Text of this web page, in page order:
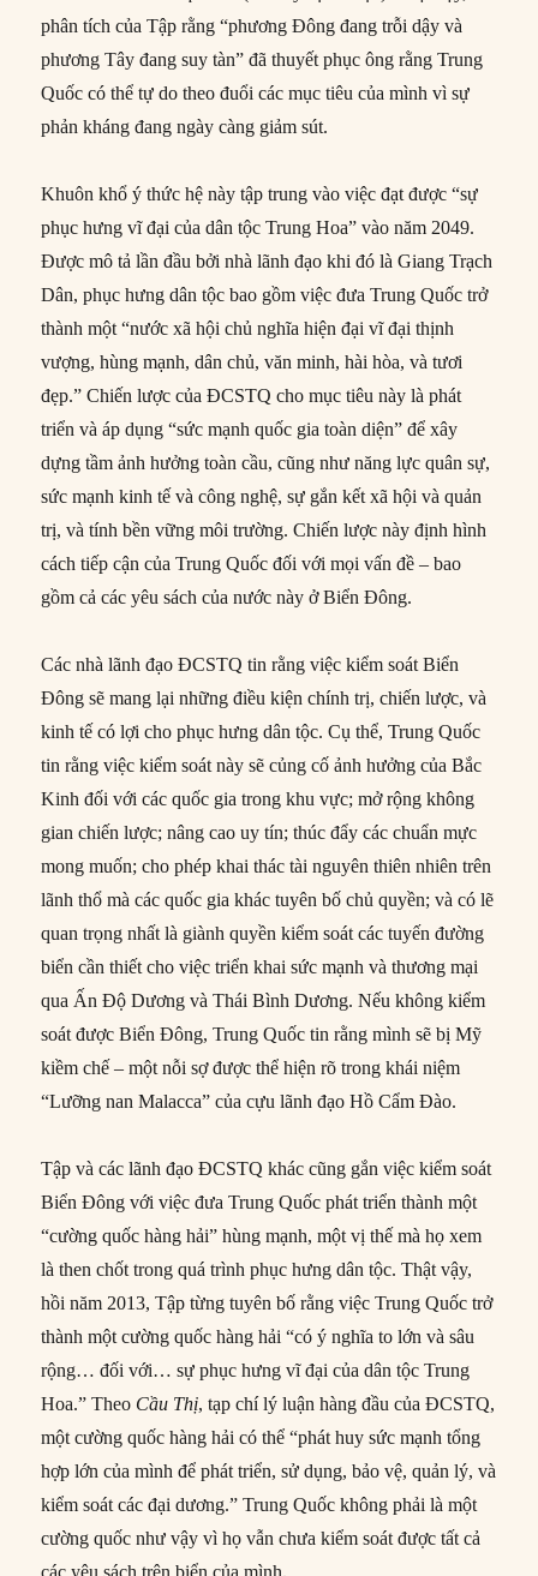
phân tích của Tập rằng “phương Đông đang trỗi dậy và
phương Tây đang suy tàn” đã thuyết phục ông rằng Trung
Quốc có thể tự do theo đuổi các mục tiêu của mình vì sự
phản kháng đang ngày càng giảm sút.
Khuôn khổ ý thức hệ này tập trung vào việc đạt được “sự
phục hưng vĩ đại của dân tộc Trung Hoa” vào năm 2049.
Được mô tả lần đầu bởi nhà lãnh đạo khi đó là Giang Trạch
Dân, phục hưng dân tộc bao gồm việc đưa Trung Quốc trở
thành một “nước xã hội chủ nghĩa hiện đại vĩ đại thịnh
vượng, hùng mạnh, dân chủ, văn minh, hài hòa, và tươi
đẹp.” Chiến lược của ĐCSTQ cho mục tiêu này là phát
triển và áp dụng “sức mạnh quốc gia toàn diện” để xây
dựng tầm ảnh hưởng toàn cầu, cũng như năng lực quân sự,
sức mạnh kinh tế và công nghệ, sự gắn kết xã hội và quản
trị, và tính bền vững môi trường. Chiến lược này định hình
cách tiếp cận của Trung Quốc đối với mọi vấn đề – bao
gồm cả các yêu sách của nước này ở Biển Đông.
Các nhà lãnh đạo ĐCSTQ tin rằng việc kiểm soát Biển
Đông sẽ mang lại những điều kiện chính trị, chiến lược, và
kinh tế có lợi cho phục hưng dân tộc. Cụ thể, Trung Quốc
tin rằng việc kiểm soát này sẽ củng cố ảnh hưởng của Bắc
Kinh đối với các quốc gia trong khu vực; mở rộng không
gian chiến lược; nâng cao uy tín; thúc đẩy các chuẩn mực
mong muốn; cho phép khai thác tài nguyên thiên nhiên trên
lãnh thổ mà các quốc gia khác tuyên bố chủ quyền; và có lẽ
quan trọng nhất là giành quyền kiểm soát các tuyến đường
biển cần thiết cho việc triển khai sức mạnh và thương mại
qua Ấn Độ Dương và Thái Bình Dương. Nếu không kiểm
soát được Biển Đông, Trung Quốc tin rằng mình sẽ bị Mỹ
kiềm chế – một nỗi sợ được thể hiện rõ trong khái niệm
“Lưỡng nan Malacca” của cựu lãnh đạo Hồ Cẩm Đào.
Tập và các lãnh đạo ĐCSTQ khác cũng gắn việc kiểm soát
Biển Đông với việc đưa Trung Quốc phát triển thành một
“cường quốc hàng hải” hùng mạnh, một vị thế mà họ xem
là then chốt trong quá trình phục hưng dân tộc. Thật vậy,
hồi năm 2013, Tập từng tuyên bố rằng việc Trung Quốc trở
thành một cường quốc hàng hải “có ý nghĩa to lớn và sâu
rộng… đối với… sự phục hưng vĩ đại của dân tộc Trung
Hoa.” Theo Cầu Thị, tạp chí lý luận hàng đầu của ĐCSTQ,
một cường quốc hàng hải có thể “phát huy sức mạnh tổng
hợp lớn của mình để phát triển, sử dụng, bảo vệ, quản lý, và
kiểm soát các đại dương.” Trung Quốc không phải là một
cường quốc như vậy vì họ vẫn chưa kiểm soát được tất cả